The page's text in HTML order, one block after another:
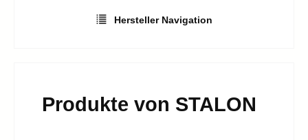
Hersteller Navigation
Produkte von STALON